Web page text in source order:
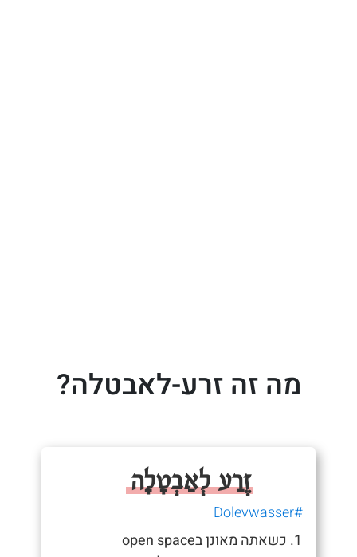
מה זה זרע-לאבטלה?
זֶרַע לְאַבְטָלָה
#Dolevwasser
1. כשאתה מאונן בopen space